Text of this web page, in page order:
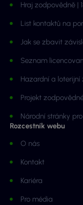
Hraj zodpovědně |
List kontaktů na
Jak se zbavit
Seznam
Hazardní a loterijní
Projekt
Národní stránky
Rozcestník webu
O nás
Kontakt
Kariéra
Pro média